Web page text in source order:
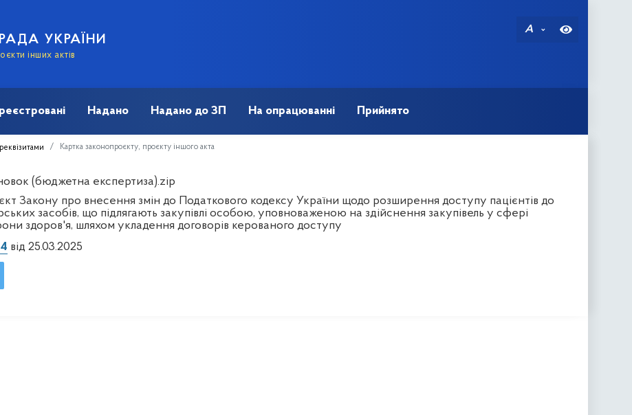
УКРАЇНИ
інших актів
A
Надано Надано до ЗП На опрацюванні Прийнято
Картка законопроєкту, проєкту іншого акта
(бюджетна експертиза).zip
Закону про внесення змін до Податкового кодексу України щодо розширення доступу пацієнтів до
засобів, що підлягають закупівлі особою, уповноваженою на здійснення закупівель у сфері
здоров'я, шляхом укладення договорів керованого доступу
від 25.03.2025